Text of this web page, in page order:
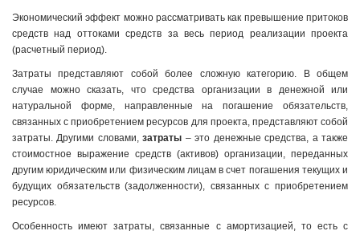
Экономический эффект можно рассматривать как превышение притоков
средств над оттоками средств за весь период реализации проекта
(расчетный период).
Затраты представляют собой более сложную категорию. В общем
случае можно сказать, что средства организации в денежной или
натуральной форме, направленные на погашение обязательств,
связанных с приобретением ресурсов для проекта, представляют собой
затраты. Другими словами,затраты – это денежные средства, а также
стоимостное выражение средств (активов) организации, переданных
другим юридическим или физическим лицам в счет погашения текущих и
будущих обязательств (задолженности), связанных с приобретением
ресурсов.
Особенность имеют затраты, связанные с амортизацией, то есть с